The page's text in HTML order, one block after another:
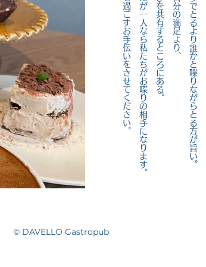
食事は独りでとるより誰かと喋りながらとる方が旨い。
誰かと歓びを共有するところにある。
もしあなたが一人なら私たちがお喋りの相手になります。
​幸福な時を過ごすお手伝いをさせてください。
© DAVELLO Gastropub